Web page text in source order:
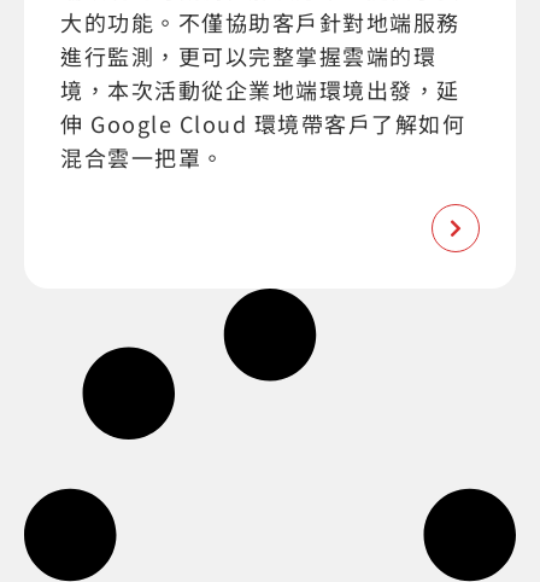
大的功能。不僅協助客戶針對地端服務
進行監測，更可以完整掌握雲端的環
境，本次活動從企業地端環境出發，延
伸 Google Cloud 環境帶客戶了解如何
混合雲一把罩。